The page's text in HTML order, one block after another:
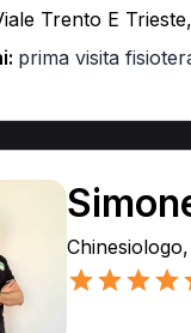
Trento E
prima visita